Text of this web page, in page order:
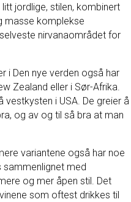
jordlige, stilen, kombinert
masse komplekse
nirvanaområdet for
i Den nye verden også har
Zealand eller i Sør-Afrika.
i USA. De greier å
og av og til så bra at man
variantene også har noe
sammenlignet med
og mer åpen stil. Det
som oftest drikkes til